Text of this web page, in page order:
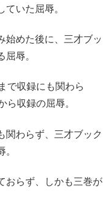
いた屈辱。
始めた後に、三才ブッ
辱。
で収録にも関わら
ら収録の屈辱。
関わらず、三才ブック
おらず、しかも三巻が